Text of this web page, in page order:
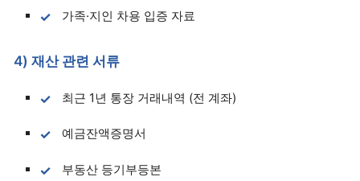
가족·지인 차용 입증 자료
4) 재산 관련 서류
최근 1년 통장 거래내역 (전 계좌)
예금잔액증명서
부동산 등기부등본